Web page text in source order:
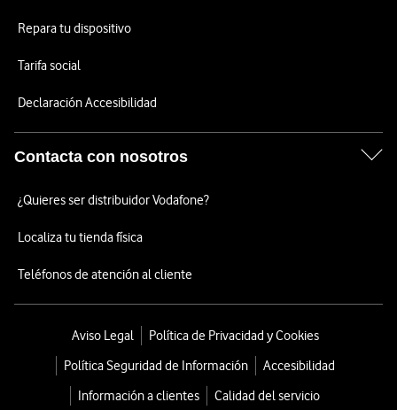
Repara tu dispositivo
Tarifa social
Declaración Accesibilidad
Contacta con nosotros
¿Quieres ser distribuidor Vodafone?
Localiza tu tienda física
Teléfonos de atención al cliente
Aviso Legal
Política de Privacidad y Cookies
Política Seguridad de Información
Accesibilidad
Información a clientes
Calidad del servicio